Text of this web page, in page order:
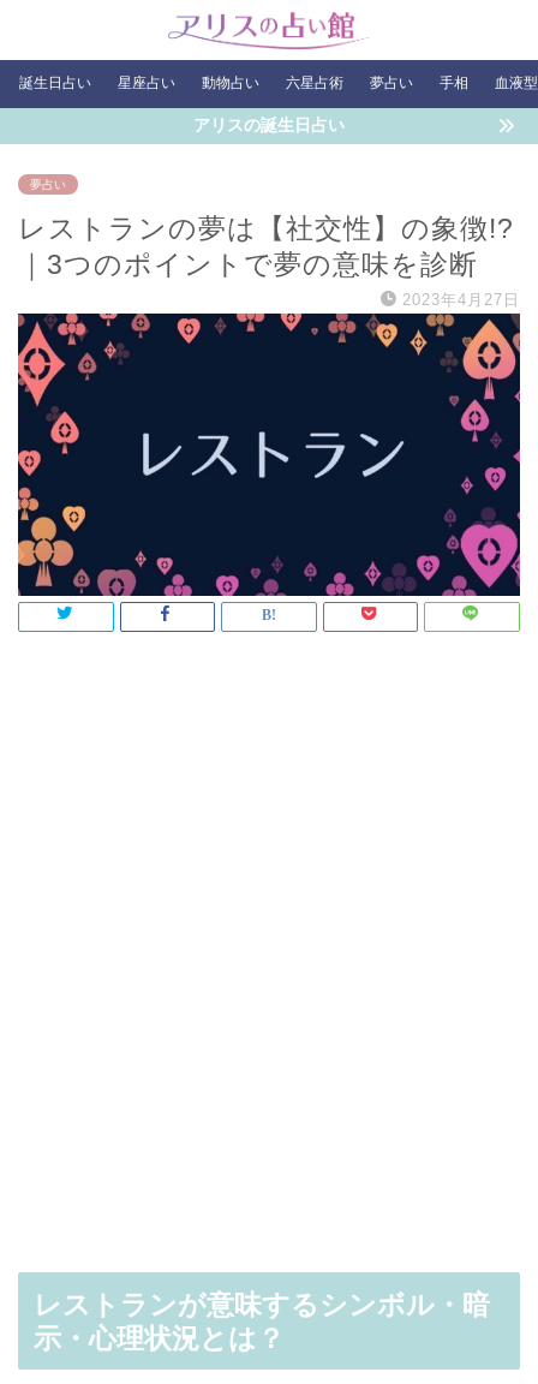
誕生日占い 星座占い 動物占い 六星占術 夢占い 手相 血液
アリスの誕生日占い
夢占い
レストランの夢は【社交性】の象徴!?
｜3つのポイントで夢の意味を診断
2023年4月27日
レストランが意味するシンボル・暗
示・心理状況とは？